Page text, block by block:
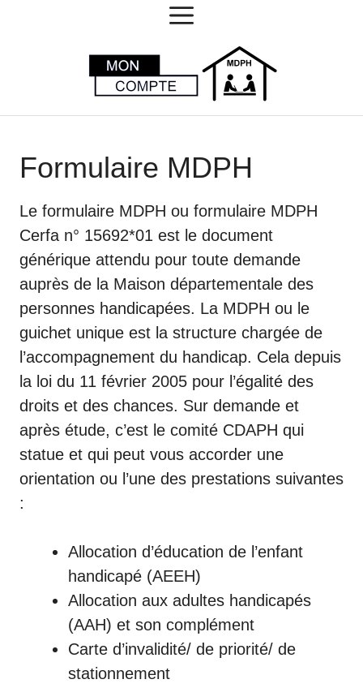
MENU
Formulaire MDPH
Le formulaire MDPH ou formulaire MDPH
Cerfa n° 15692*01 est le document
générique attendu pour toute demande
auprès de la Maison départementale des
personnes handicapées. La MDPH ou le
guichet unique est la structure chargée de
l’accompagnement du handicap. Cela depuis
la loi du 11 février 2005 pour l’égalité des
droits et des chances. Sur demande et
après étude, c’est le comité CDAPH qui
statue et qui peut vous accorder une
orientation ou l’une des prestations suivantes
:
Allocation d’éducation de l’enfant
handicapé (AEEH)
Allocation aux adultes handicapés
(AAH) et son complément
Carte d’invalidité/ de priorité/ de
stationnement